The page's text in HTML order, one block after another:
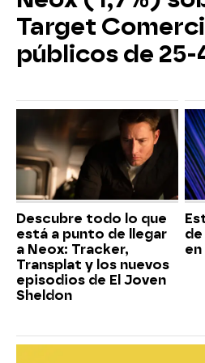
Target
públicos de 25-
Descubre todo lo que
está a punto de llegar
a Neox: Tracker,
Transplat y los nuevos
episodios de El Joven
Sheldon
en